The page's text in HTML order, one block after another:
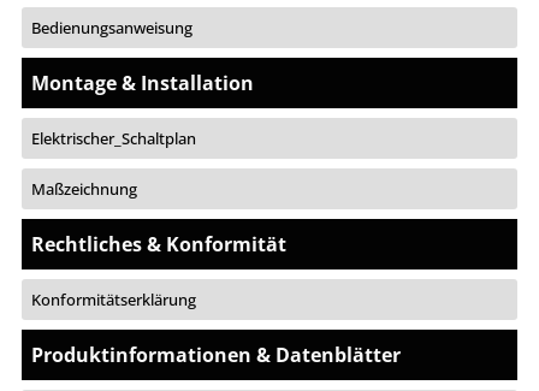
Bedienungsanweisung
Montage & Installation
Elektrischer_Schaltplan
Maßzeichnung
Rechtliches & Konformität
Konformitätserklärung
Produktinformationen & Datenblätter